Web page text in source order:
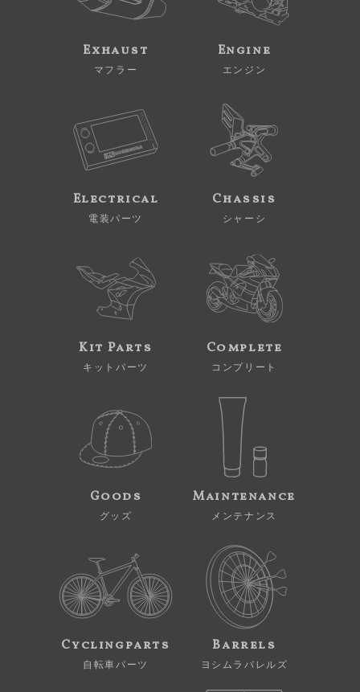
Exhaust
マフラー
Engine
エンジン
Electrical
電装パーツ
Chassis
シャーシ
Kit Parts
キットパーツ
Complete
コンプリート
Goods
グッズ
Maintenance
メンテナンス
Cyclingparts
自転車パーツ
Barrels
ヨシムラバレルズ